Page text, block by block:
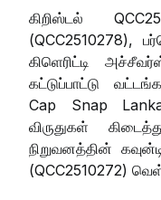
கிறிஸ்டல்
(QCC2510278),
கிளெரிட்டி
கட்டுப்பாட்டு
Cap Snap
விருதுகள்
நிறுவனத்தின்
(QCC2510272)